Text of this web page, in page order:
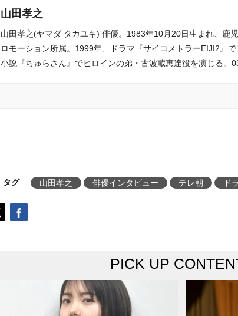
山田孝之
山田孝之(ヤマダ タカユキ) 俳優。1983年10月20日生まれ、鹿
ロモーション所属。1999年、ドラマ『サイコメトラーEIJI2』
小説『ちゅらさん』でヒロインの弟・古波蔵恵達役を演じる。
タグ 山田孝之 俳優インタビュー テレ朝 ド
PICK UP